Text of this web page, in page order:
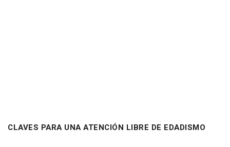
CLAVES PARA UNA ATENCIÓN LIBRE DE EDADISMO